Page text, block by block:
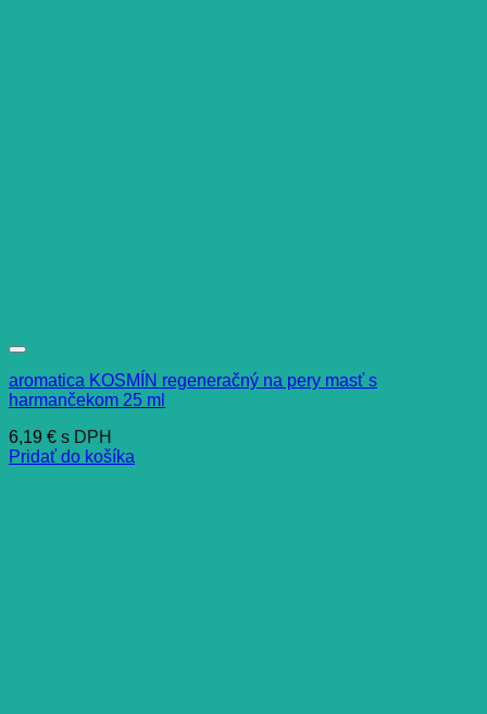
aromatica KOSMÍN regeneračný na pery masť s
harmančekom 25 ml
6,19 € s DPH
Pridať do košíka